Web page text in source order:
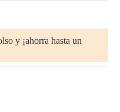
y ¡ahorra hasta un